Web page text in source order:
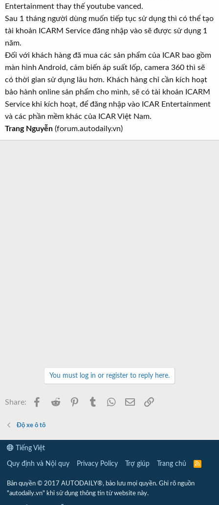
Entertainment thay thế youtube vanced.
Sau 1 tháng người dùng muốn tiếp tục sử dụng thì có thể tạo
tài khoản ICARM Service đăng nhập vào sẽ được sử dụng 1
năm.
Đối với khách hàng đã mua các sản phẩm của ICAR bao gồm
màn hình Android, cảm biến áp suất lốp, camera 360 thì sẽ
có thời gian sử dụng lâu hơn. Khách hàng chỉ cần kích hoạt
bảo hành online sản phẩm cho mình, sẽ có tài khoản ICARM
Service khi kích hoạt, để đăng nhập vào ICAR Entertainment
và các phần mềm khác của ICAR Việt Nam.
Trang Nguyễn (forum.autodaily.vn)
You must log in or register to reply here.
Share: Facebook
Reddit PinterestTumblr WhatsApp
Email
Độ xe ô tô
Tiếng Việt
Quy định và Nội quy Privacy Policy Trợ giúp Trang chủ
R
Bản quyền © 2017 AUTODAILY®, bảo lưu mọi quyền. Ghi rõ nguồn
"autodaily.vn" khi sử dụng thông tin từ website này.